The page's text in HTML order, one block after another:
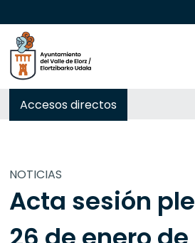
Accesos directos
Buscar:
NOTICIAS
Acta sesión